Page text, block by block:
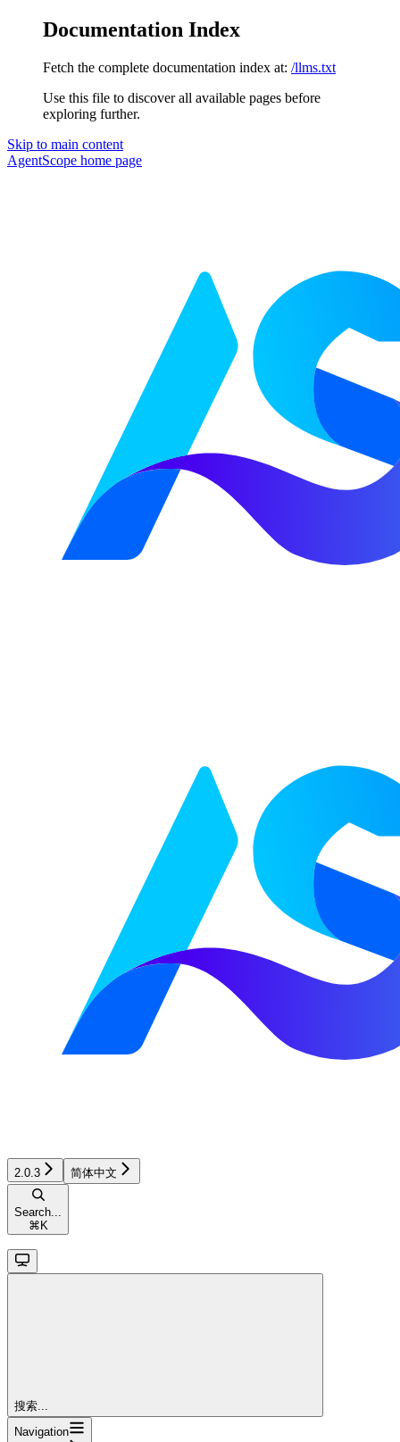
Documentation Index
Fetch the complete documentation index at: /llms.txt
Use this file to discover all available pages before
exploring further.
Skip to main content
AgentScope home page
2.0.3 简体中文
Search...
⌘ K
搜索...
Navigation